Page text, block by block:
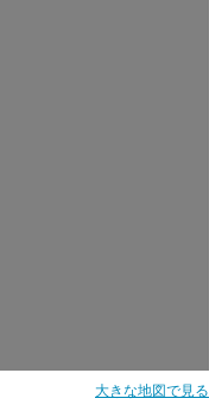
大きな地図で見る